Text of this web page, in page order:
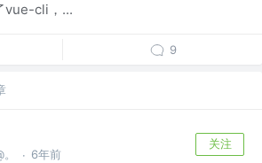
vue-cli，...
9
· 6年前
关注